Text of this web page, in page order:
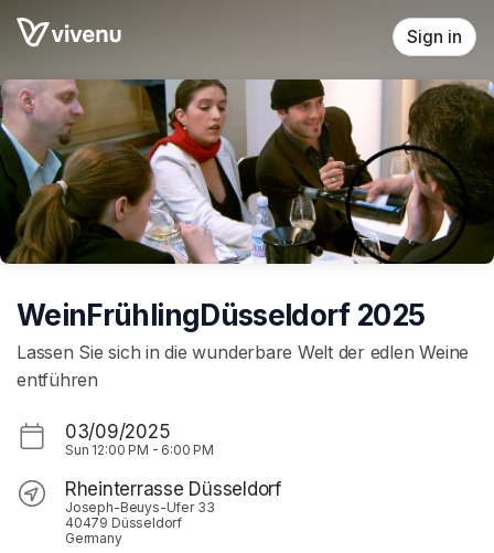
Skip header
Sign in
WeinFrühlingDüsseldorf 2025
Lassen Sie sich in die wunderbare Welt der edlen Weine
entführen
03/09/2025
Sun 12:00 PM - 6:00 PM
Rheinterrasse Düsseldorf
Joseph-Beuys-Ufer 33
40479 Düsseldorf
Germany